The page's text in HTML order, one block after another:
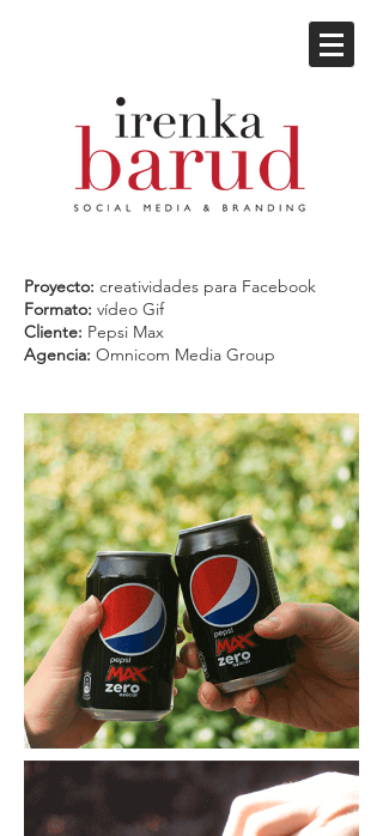
Proyecto: creatividades para Facebook
Formato: vídeo Gif
Cliente: Pepsi Max
Agencia: Omnicom Media Group